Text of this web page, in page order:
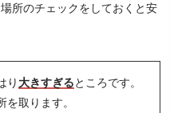
所のチェックをしておくと安
り 大きすぎるところです。
取ります。